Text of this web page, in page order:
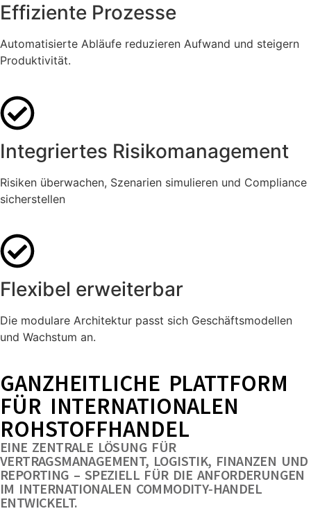
Effiziente Prozesse
Automatisierte Abläufe reduzieren Aufwand und steigern
Produktivität.
Integriertes Risikomanagement
Risiken überwachen, Szenarien simulieren und Compliance
sicherstellen
Flexibel erweiterbar
Die modulare Architektur passt sich Geschäftsmodellen
und Wachstum an.
GANZHEITLICHE PLATTFORM
FÜR INTERNATIONALEN
ROHSTOFFHANDEL
EINE ZENTRALE LÖSUNG FÜR
VERTRAGSMANAGEMENT, LOGISTIK, FINANZEN UND
REPORTING – SPEZIELL FÜR DIE ANFORDERUNGEN
IM INTERNATIONALEN COMMODITY‑HANDEL
ENTWICKELT.